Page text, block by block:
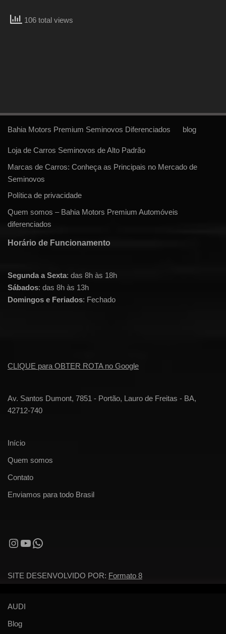
106 total views
Bahia Motors Premium Seminovos Diferenciados blog
Loja de Carros Seminovos de Alto Padrão
Marcas de Carros: Conheça as Principais no Mercado de
Seminovos
Política de privacidade
Quem somos – Bahia Motors Premium Automóveis
diferenciados
Horário de Funcionamento
Segunda a Sexta: das 8h às 18h
Sábados: das 8h às 13h
Domingos e Feriados: Fechado
CLIQUE para OBTER ROTA no Google
Av. Santos Dumont, 7851 - Portão, Lauro de Freitas - BA,
42712-740
Início
Quem somos
Contato
Enviamos para todo Brasil
SITE DESENVOLVIDO POR: Formato 8
AUDI
Blog